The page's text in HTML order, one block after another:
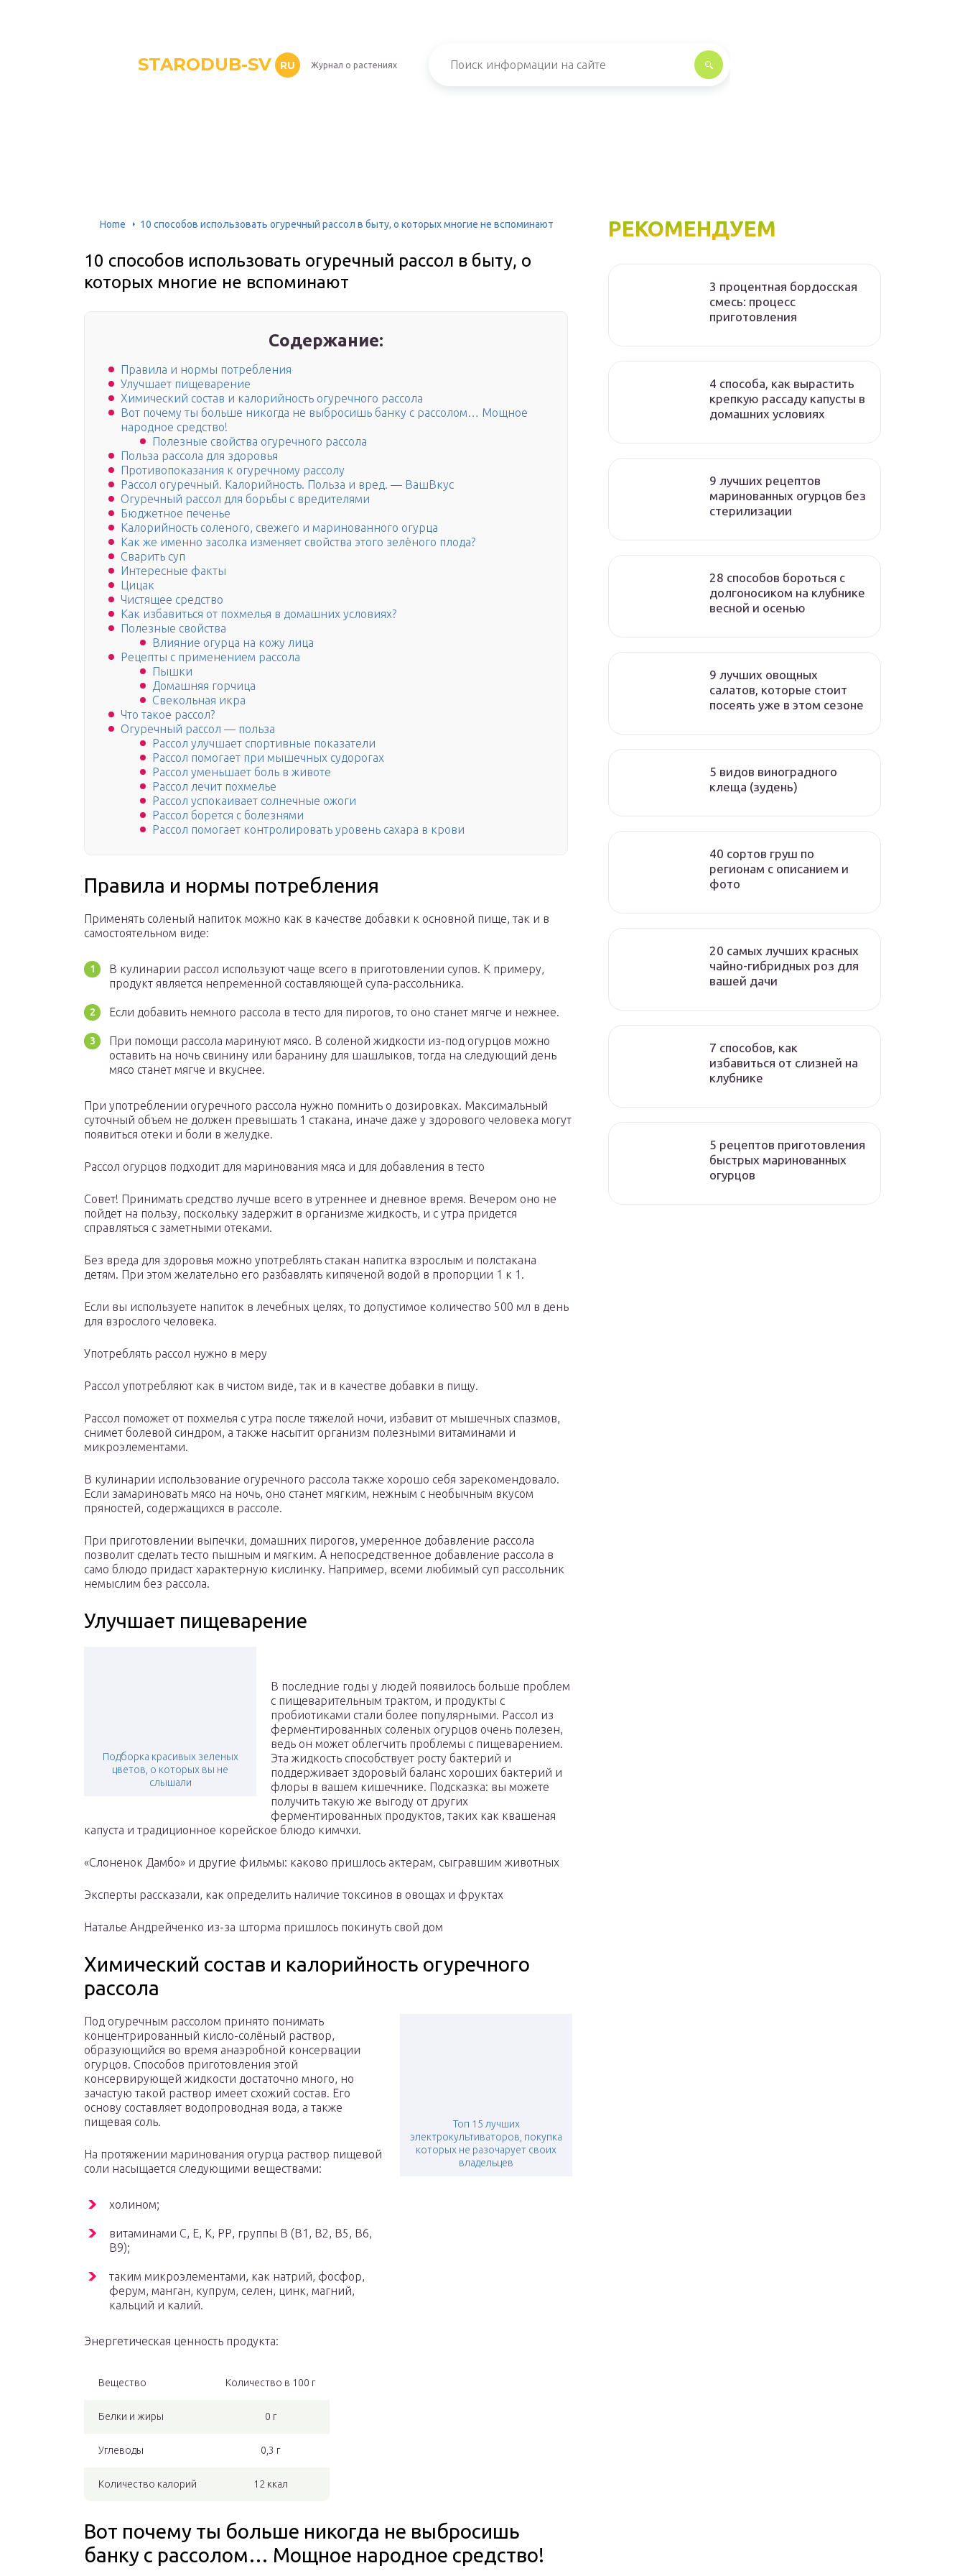
STARODUB-SV RU Журнал о растениях
Home 10 способов использовать огуречный рассол в быту, о которых многие не вспоминают
10 способов использовать огуречный рассол в быту, о
которых многие не вспоминают
Содержание:
Правила и нормы потребления
Улучшает пищеварение
Химический состав и калорийность огуречного рассола
Вот почему ты больше никогда не выбросишь банку с рассолом… Мощное
народное средство!
Полезные свойства огуречного рассола
Польза рассола для здоровья
Противопоказания к огуречному рассолу
Рассол огуречный. Калорийность. Польза и вред. — ВашВкус
Огуречный рассол для борьбы с вредителями
Бюджетное печенье
Калорийность соленого, свежего и маринованного огурца
Как же именно засолка изменяет свойства этого зелёного плода?
Сварить суп
Интересные факты
Цицак
Чистящее средство
Как избавиться от похмелья в домашних условиях?
Полезные свойства
Влияние огурца на кожу лица
Рецепты с применением рассола
Пышки
Домашняя горчица
Свекольная икра
Что такое рассол?
Огуречный рассол — польза
Рассол улучшает спортивные показатели
Рассол помогает при мышечных судорогах
Рассол уменьшает боль в животе
Рассол лечит похмелье
Рассол успокаивает солнечные ожоги
Рассол борется с болезнями
Рассол помогает контролировать уровень сахара в крови
Правила и нормы потребления
Применять соленый напиток можно как в качестве добавки к основной пище, так и в
самостоятельном виде:
В кулинарии рассол используют чаще всего в приготовлении супов. К примеру,
продукт является непременной составляющей супа-рассольника.
Если добавить немного рассола в тесто для пирогов, то оно станет мягче и нежнее.
При помощи рассола маринуют мясо. В соленой жидкости из-под огурцов можно
оставить на ночь свинину или баранину для шашлыков, тогда на следующий день
мясо станет мягче и вкуснее.
При употреблении огуречного рассола нужно помнить о дозировках. Максимальный
суточный объем не должен превышать 1 стакана, иначе даже у здорового человека могут
появиться отеки и боли в желудке.
Рассол огурцов подходит для маринования мяса и для добавления в тесто
Совет! Принимать средство лучше всего в утреннее и дневное время. Вечером оно не
пойдет на пользу, поскольку задержит в организме жидкость, и с утра придется
справляться с заметными отеками.
Без вреда для здоровья можно употреблять стакан напитка взрослым и полстакана
детям. При этом желательно его разбавлять кипяченой водой в пропорции 1 к 1.
Если вы используете напиток в лечебных целях, то допустимое количество 500 мл в день
для взрослого человека.
Употреблять рассол нужно в меру
Рассол употребляют как в чистом виде, так и в качестве добавки в пищу.
Рассол поможет от похмелья с утра после тяжелой ночи, избавит от мышечных спазмов,
снимет болевой синдром, а также насытит организм полезными витаминами и
микроэлементами.
В кулинарии использование огуречного рассола также хорошо себя зарекомендовало.
Если замариновать мясо на ночь, оно станет мягким, нежным с необычным вкусом
пряностей, содержащихся в рассоле.
При приготовлении выпечки, домашних пирогов, умеренное добавление рассола
позволит сделать тесто пышным и мягким. А непосредственное добавление рассола в
само блюдо придаст характерную кислинку. Например, всеми любимый суп рассольник
немыслим без рассола.
Улучшает пищеварение
Подборка красивых зеленых
цветов, о которых вы не
слышали
В последние годы у людей появилось больше проблем
с пищеварительным трактом, и продукты с
пробиотиками стали более популярными. Рассол из
ферментированных соленых огурцов очень полезен,
ведь он может облегчить проблемы с пищеварением.
Эта жидкость способствует росту бактерий и
поддерживает здоровый баланс хороших бактерий и
флоры в вашем кишечнике. Подсказка: вы можете
получить такую ​​же выгоду от других
ферментированных продуктов, таких как квашеная
капуста и традиционное корейское блюдо кимчхи.
«Слоненок Дамбо» и другие фильмы: каково пришлось актерам, сыгравшим животных
Эксперты рассказали, как определить наличие токсинов в овощах и фруктах
Наталье Андрейченко из-за шторма пришлось покинуть свой дом
Химический состав и калорийность огуречного
рассола
Топ 15 лучших
электрокультиваторов, покупка
которых не разочарует своих
владельцев
Под огуречным рассолом принято понимать
концентрированный кисло-солёный раствор,
образующийся во время анаэробной консервации
огурцов. Способов приготовления этой
консервирующей жидкости достаточно много, но
зачастую такой раствор имеет схожий состав. Его
основу составляет водопроводная вода, а также
пищевая соль.
На протяжении маринования огурца раствор пищевой
соли насыщается следующими веществами:
холином;
витаминами С, Е, К, РР, группы В (В1, В2, В5, В6,
В9);
таким микроэлементами, как натрий, фосфор,
ферум, манган, купрум, селен, цинк, магний,
кальций и калий.
Энергетическая ценность продукта:
Вещество Количество в 100 г
Белки и жиры 0 г
Углеводы 0,3 г
Количество калорий 12 ккал
Вот почему ты больше никогда не выбросишь
банку с рассолом… Мощное народное средство!
РЕКОМЕНДУЕМ
3 процентная бордосская
смесь: процесс
приготовления
4 способа, как вырастить
крепкую рассаду капусты в
домашних условиях
9 лучших рецептов
маринованных огурцов без
стерилизации
28 способов бороться с
долгоносиком на клубнике
весной и осенью
9 лучших овощных
салатов, которые стоит
посеять уже в этом сезоне
5 видов виноградного
клеща (зудень)
40 сортов груш по
регионам c описанием и
фото
20 самых лучших красных
чайно-гибридных роз для
вашей дачи
7 способов, как
избавиться от слизней на
клубнике
5 рецептов приготовления
быстрых маринованных
огурцов